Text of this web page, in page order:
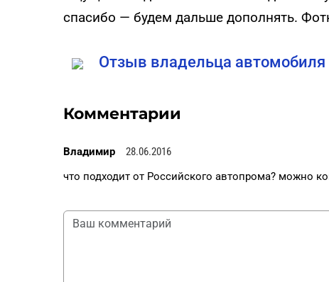
спасибо — будем дальше дополнять.
Отзыв владельца автомобиля
Комментарии
Владимир
28.06.2016
что подходит от Российского автопрома? можно